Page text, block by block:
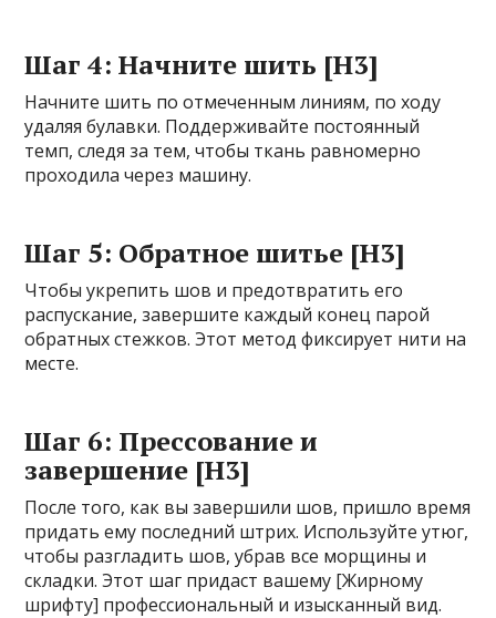
Шаг 4: Начните шить [H3]
Начните шить по отмеченным линиям, по ходу
удаляя булавки. Поддерживайте постоянный
темп, следя за тем, чтобы ткань равномерно
проходила через машину.
Шаг 5: Обратное шитье [H3]
Чтобы укрепить шов и предотвратить его
распускание, завершите каждый конец парой
обратных стежков. Этот метод фиксирует нити на
месте.
Шаг 6: Прессование и
завершение [H3]
После того, как вы завершили шов, пришло время
придать ему последний штрих. Используйте утюг,
чтобы разгладить шов, убрав все морщины и
складки. Этот шаг придаст вашему [Жирному
шрифту] профессиональный и изысканный вид.